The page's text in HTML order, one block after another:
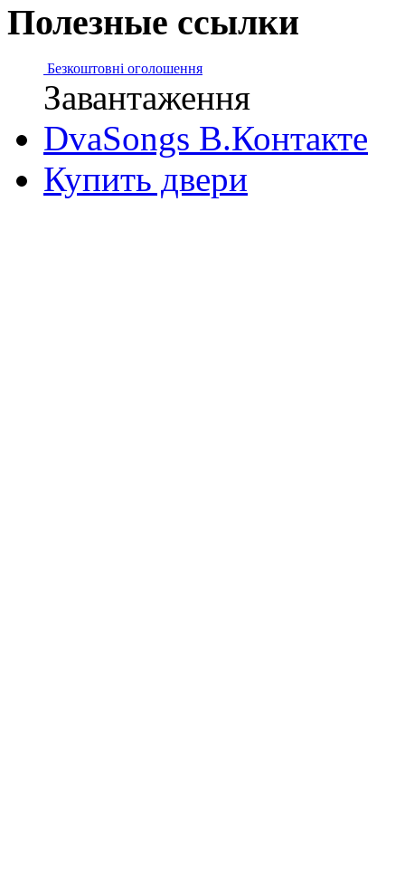
Полезные ссылки
Безкоштовні оголошення
Завантаження
DvaSongs В.Контакте
Купить двери